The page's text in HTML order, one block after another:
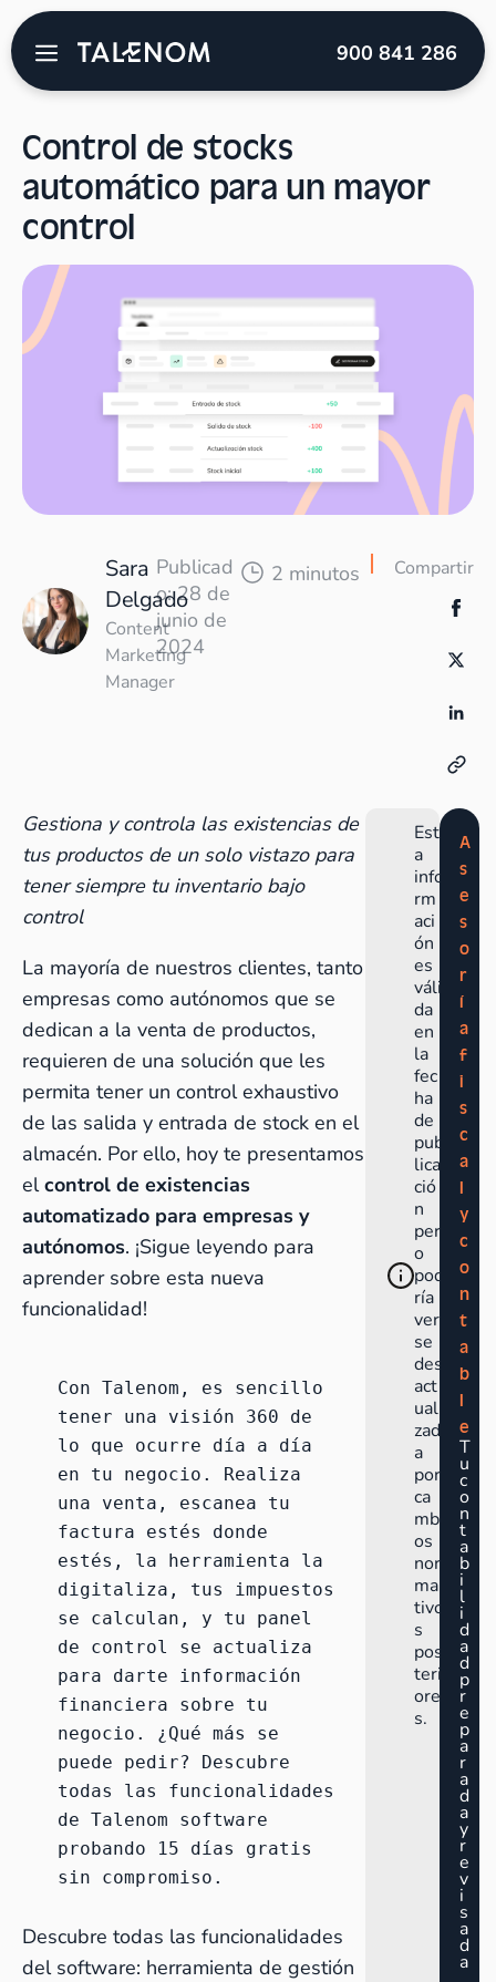
900 841 286
Control de stocks automático para un mayor control
Control de stocks
automático para un mayor
control
Sara
Delgado
Content
Marketing
Manager
Publicad
o: 28 de
junio de
2024
2 minutos Compartir
Gestiona y controla las existencias de
tus productos de un solo vistazo para
tener siempre tu inventario bajo
control
La mayoría de nuestros clientes, tanto
empresas como autónomos que se
dedican a la venta de productos,
requieren de una solución que les
permita tener un control exhaustivo
de las salida y entrada de stock en el
almacén. Por ello, hoy te presentamos
elcontrol de existencias
automatizado para empresas y
autónomos. ¡Sigue leyendo para
aprender sobre esta nueva
funcionalidad!
Con Talenom, es sencillo
tener una visión 360 de
lo que ocurre día a día
en tu negocio. Realiza
una venta, escanea tu
factura estés donde
estés, la herramienta la
digitaliza, tus impuestos
se calculan, y tu panel
de control se actualiza
para darte información
financiera sobre tu
negocio. ¿Qué más se
puede pedir? Descubre
todas las funcionalidades
probando 15 días gratis
sin compromiso .
Descubre todas las funcionalidades
del software: herramienta de gestión
Est
a
info
rm
aci
ón
es
váli
da
en
la
fec
ha
de
pub
lica
ció
n
per
o
pod
ría
ver
se
des
act
uali
zad
a
por
ca
mbi
os
nor
ma
tivo
s
pos
teri
ore
s.
A
s
e
s
o
r
í
a
f
i
s
c
a
l
y
c
o
n
t
a
b
l
e
T
u
c
o
n
t
a
b
i
l
i
d
a
d
p
r
e
p
a
r
a
d
a
y
r
e
v
i
s
a
d
a